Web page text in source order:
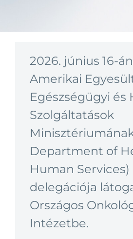
2026. június 16-
Amerikai
Egészségügyi és
Szolgáltatások
Minisztériumának
Department of
Human Services)
delegációja
Országos
Intézetbe.